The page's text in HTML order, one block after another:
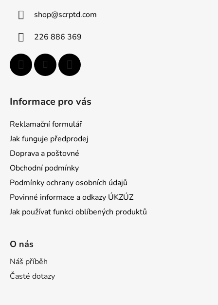
shop@scrptd.com
226 886 369
Informace pro vás
Reklamační formulář
Jak funguje předprodej
Doprava a poštovné
Obchodní podmínky
Podmínky ochrany osobních údajů
Povinné informace a odkazy ÚKZÚZ
Jak používat funkci oblíbených produktů
O nás
Náš příběh
Časté dotazy